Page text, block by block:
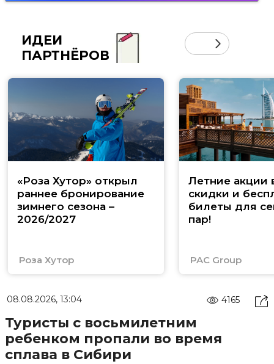
ИДЕИ
ПАРТНЁРОВ
«Роза Хутор» открыл
раннее бронирование
зимнего сезона –
2026/2027
Роза Хутор
Летние акции
скидки и
билеты для
пар!
PAC Group
08.08.2026, 13:04 4165
Туристы с восьмилетним
ребенком пропали во время
сплава в Сибири